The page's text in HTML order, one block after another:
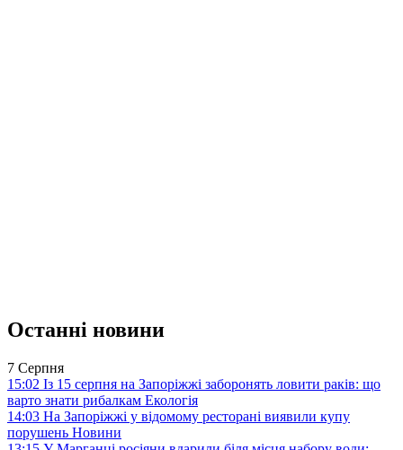
Останні новини
7 Серпня
15:02 Із 15 серпня на Запоріжжі заборонять ловити раків: що
варто знати рибалкам Екологія
14:03 На Запоріжжі у відомому ресторані виявили купу
порушень Новини